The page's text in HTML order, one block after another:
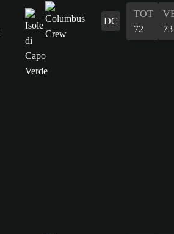
DC
TOT
72
73